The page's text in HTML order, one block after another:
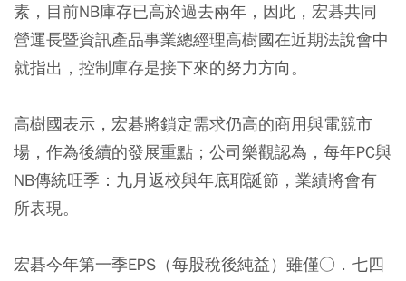
素，目前NB庫存已高於過去兩年，因此，宏碁共同
營運長暨資訊產品事業總經理高樹國在近期法說會中
就指出，控制庫存是接下來的努力方向。
高樹國表示，宏碁將鎖定需求仍高的商用與電競市
場，作為後續的發展重點；公司樂觀認為，每年PC與
NB傳統旺季：九月返校與年底耶誕節，業績將會有
所表現。
宏碁今年第一季EPS（每股稅後純益）雖僅○．七四